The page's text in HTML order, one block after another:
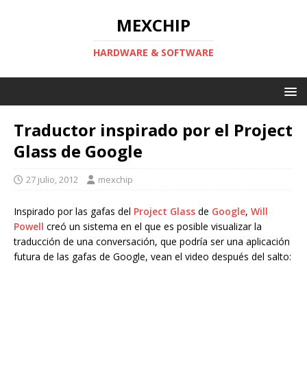
MEXCHIP
HARDWARE & SOFTWARE
Traductor inspirado por el Project
Glass de Google
27 julio, 2012 mexchip
Inspirado por las gafas del Project Glass de Google, Will
Powell creó un sistema en el que es posible visualizar la
traducción de una conversación, que podría ser una aplicación
futura de las gafas de Google, vean el video después del salto: